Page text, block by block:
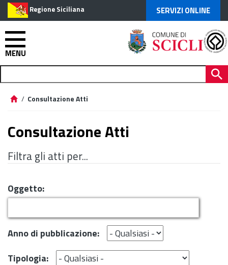
Regione Siciliana SERVIZI ONLINE
MENU
/ Consultazione Atti
Consultazione Atti
Filtra gli atti per...
Oggetto:
Anno di pubblicazione:
Tipologia: